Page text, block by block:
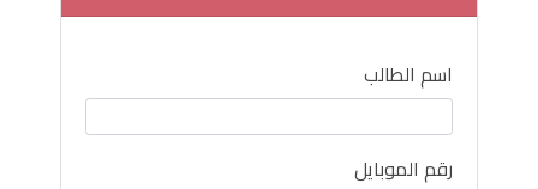
اسم الطالب
رقم الموبايل